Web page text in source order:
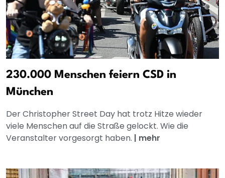
230.000 Menschen feiern CSD in
München
Der Christopher Street Day hat trotz Hitze wieder
viele Menschen auf die Straße gelockt. Wie die
Veranstalter vorgesorgt haben. | mehr